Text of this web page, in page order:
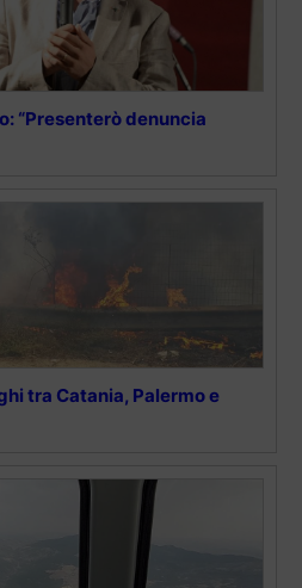
“Presenterò denuncia
tra Catania, Palermo e